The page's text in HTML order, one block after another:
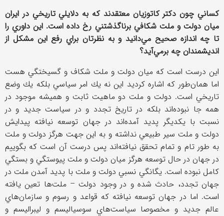
كساني چون دكتر كاتوزيان معتقدند كه به دلايلي تاريخي در ايران
ميان دولت و ملت شكافي برناگذشتني رخ داده است. اين داوري را
تا چه اندازه صحيح مي‌دانيد و به نظرتان براي رفع اين مشكل از
انديشمندان چه برمي‌آيد؟
اين درست است كه ميان دولت و ملت شكاف و گسيختگي هست
اما همان‌طور كه اشاره كرديد اين نه يك امر سياسي بلكه يك وضع
تاريخي است. دولت و ملت دو ماهيت ثابت و هميشه موجود در
همه جا نبوده‌‌اند بلكه در تاريخ تجدد و در سياست جديد و در
نسبت با يكديگر پديد آمده‌اند در جهان توسعه نيافته پيدايش
دولت و ملت سير طبيعي نداشته و به اين جهت هرگز دولت و ملت
به طور تام و تمام تحقق نيافته‌اند پس درست آن است كه بگوييم
در جهان در حال توسعه هرگز ميان دولت و ملت پيوستگي و بستگي
كامل نبوده است. يگانگي نسبي دولت و ملت با پديد آمدن ملت در
جهان تجدد، حادث شده و در وجود دولت – ملت‌ها تعين يافته
است. اما در جهان توسعه نيافته كه قواعد و رسوم و سازمان‌هاي
عالم جديد و مخصوصا سياست‌هاي سوسياليسم و ليبراليسم و